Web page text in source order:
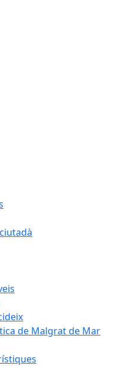
de Malgrat de Mar